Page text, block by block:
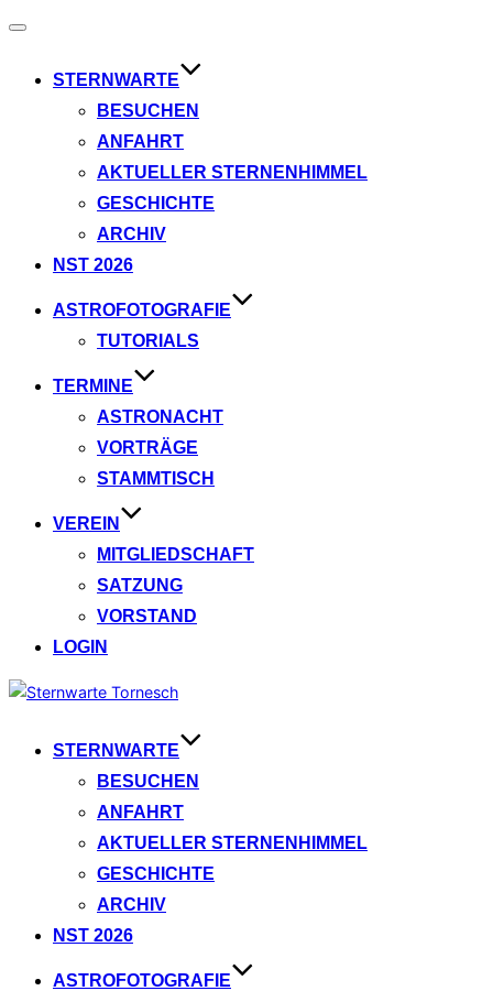
Navigation
STERNWARTE
BESUCHEN
ANFAHRT
AKTUELLER STERNENHIMMEL
GESCHICHTE
ARCHIV
NST 2026
ASTROFOTOGRAFIE
TUTORIALS
TERMINE
ASTRONACHT
VORTRÄGE
STAMMTISCH
VEREIN
MITGLIEDSCHAFT
SATZUNG
VORSTAND
LOGIN
Zum
springenSTERNWARTE
BESUCHEN
ANFAHRT
AKTUELLER STERNENHIMMEL
GESCHICHTE
ARCHIV
NST 2026
ASTROFOTOGRAFIE